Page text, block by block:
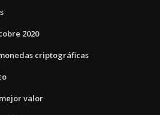
2020
criptográficas
valor